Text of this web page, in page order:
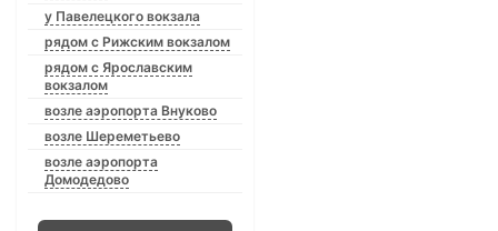
у Павелецкого вокзала
рядом с Рижским вокзалом
рядом с Ярославским
вокзалом
возле аэропорта Внуково
возле Шереметьево
возле аэропорта
Домодедово